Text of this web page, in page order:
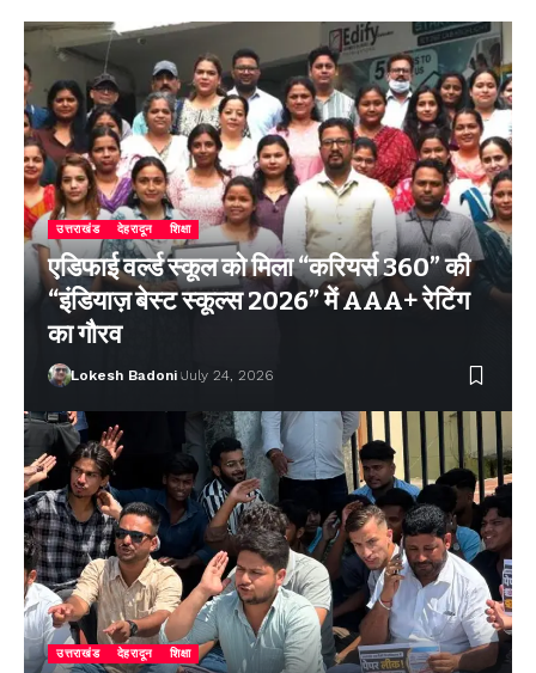
उत्तराखंड देहरादून शिक्षा
एडिफाई वर्ल्ड स्कूल को मिला “करियर्स 360” की
“इंडियाज़ बेस्ट स्कूल्स 2026” में AAA+ रेटिंग
का गौरव
Lokesh Badoni July 24, 2026
उत्तराखंड देहरादून शिक्षा